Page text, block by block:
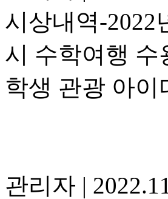
시상내역-2022
시 수학여행 수
학생 관광 아
관리자 |